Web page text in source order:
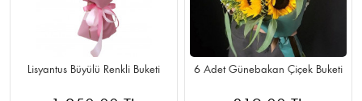
Lisyantus Büyülü Renkli Buketi 6 Adet Günebakan Çiçek Buketi